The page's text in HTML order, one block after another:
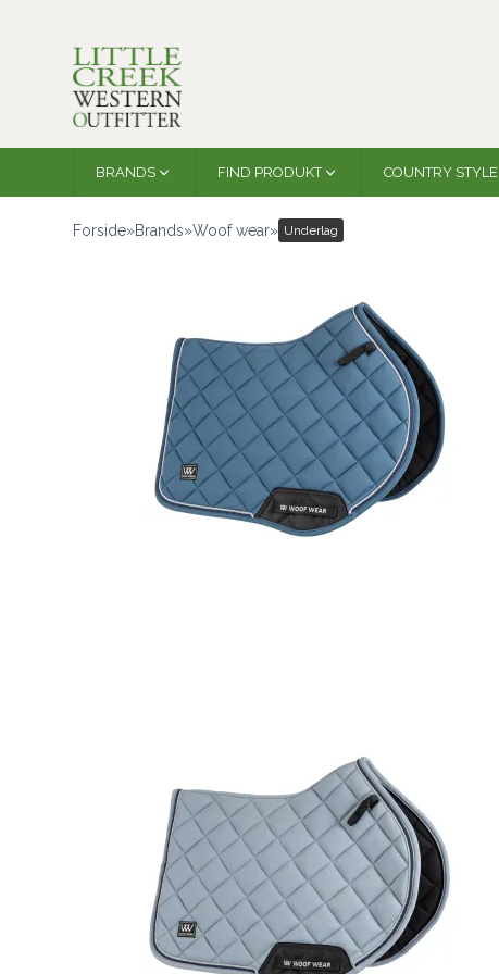
BRANDS FIND PRODUKT COUNTRY STYLE
Forside»Brands»Woof wear» Underlag